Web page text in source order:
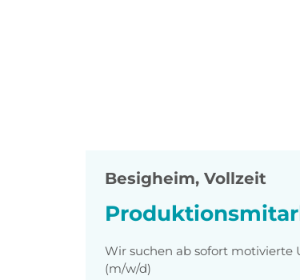
Besigheim, Vollzeit
Wir suchen ab sofort
(m/w/d)